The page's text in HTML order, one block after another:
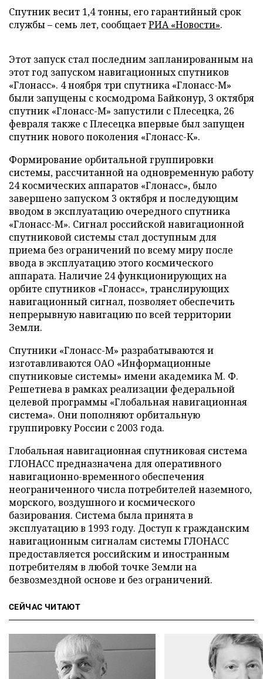
Спутник весит 1,4 тонны, его гарантийный срок
службы – семь лет, сообщаетРИА «Новости».
Этот запуск стал последним запланированным на
этот год запуском навигационных спутников
«Глонасс». 4 ноября три спутника «Глонасс-М»
были запущены с космодрома Байконур, 3 октября
спутник «Глонасс-М» запустили с Плесецка, 26
февраля также с Плесецка впервые был запущен
спутник нового поколения «Глонасс-К».
Формирование орбитальной группировки
системы, рассчитанной на одновременную работу
24 космических аппаратов «Глонасс», было
завершено запуском 3 октября и последующим
вводом в эксплуатацию очередного спутника
«Глонасс-М». Сигнал российской навигационной
спутниковой системы стал доступным для
приема без ограничений по всему миру после
ввода в эксплуатацию этого космического
аппарата. Наличие 24 функционирующих на
орбите спутников «Глонасс», транслирующих
навигационный сигнал, позволяет обеспечить
непрерывную навигацию по всей территории
Земли.
Спутники «Глонасс-М» разрабатываются и
изготавливаются ОАО «Информационные
спутниковые системы» имени академика М. Ф.
Решетнева в рамках реализации федеральной
целевой программы «Глобальная навигационная
система». Они пополняют орбитальную
группировку России с 2003 года.
Глобальная навигационная спутниковая система
ГЛОНАСС предназначена для оперативного
навигационно-временного обеспечения
неограниченного числа потребителей наземного,
морского, воздушного и космического
базирования. Система была принята в
эксплуатацию в 1993 году. Доступ к гражданским
навигационным сигналам системы ГЛОНАСС
предоставляется российским и иностранным
потребителям в любой точке Земли на
безвозмездной основе и без ограничений.
СЕЙЧАС ЧИТАЮТ